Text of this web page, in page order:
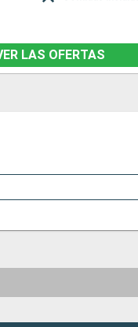
LAS OFERTAS